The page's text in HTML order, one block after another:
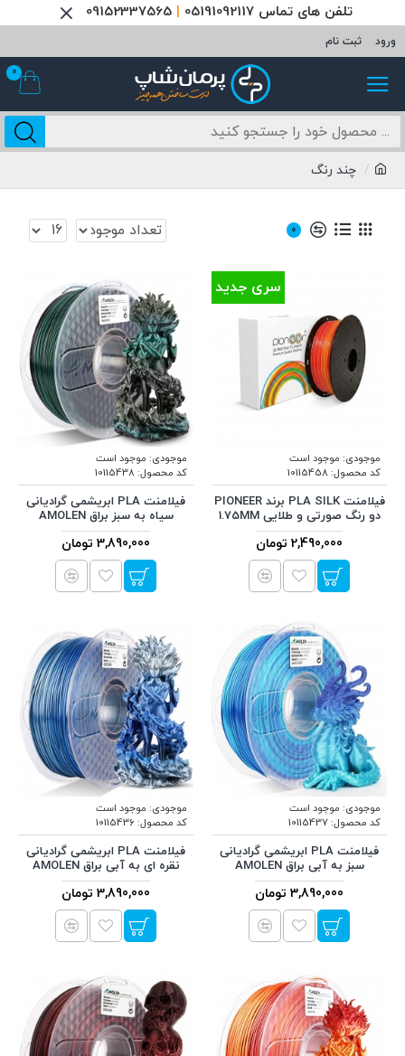
تلفن های تماس 05191092117 09152337565
ورود ثبت نام
0
چند رنگ
0
سری جدید
موجودی: موجود است
کد محصول:10115458
فیلامنت PLA SILK برند PIONEER
دو رنگ صورتی و طلایی 1.75MM
2,490,000 تومان
موجودی: موجود است
کد محصول:10115438
فیلامنت PLA ابریشمی گرادیانی
سیاه به سبز براق AMOLEN
3,890,000 تومان
موجودی: موجود است
کد محصول:10115437
فیلامنت PLA ابریشمی گرادیانی
سبز به آبی براق AMOLEN
3,890,000 تومان
موجودی: موجود است
کد محصول: 10115436
فیلامنت PLA ابریشمی گرادیانی
نقره ای به آبی براق AMOLEN
3,890,000 تومان